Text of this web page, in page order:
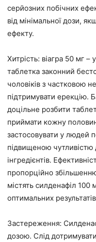
серйозних побічних
від мінімальної дози,
ефекту.
Хитрість: віагра 50 мг –
таблетка законний
чоловіків з частковою
підтримувати ерекцію.
доцільне розбити
приймати кожну
застосовувати у людей
підвищеною чутливістю
інгредієнтів.
пропорційно
містять силденафіл
оптимальних
Застереження:
дозою. Слід